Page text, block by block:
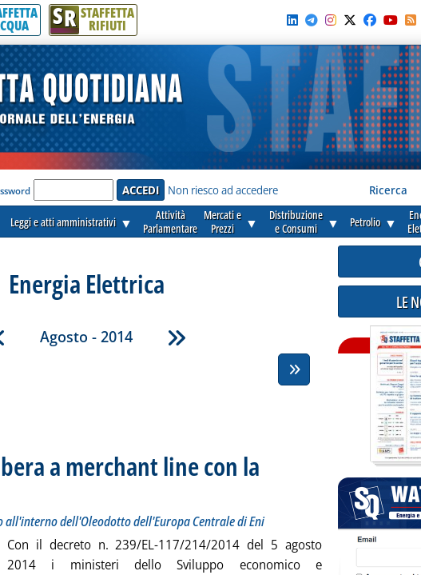
SR STAFFETTA
RIFIUTI
Non riesco ad accedere Ricerca
Leggi e atti amministrativi ▼
Attività
Parlamentare
Mercati e
Prezzi
▼
Distribuzione
e Consumi
▼ Petrolio ▼
Energia Elettrica
Agosto - 2014
a merchant line con la
all'interno dell'Oleodotto dell'Europa Centrale di Eni
Con il decreto n. 239/EL-117/214/2014 del 5 agosto
2014 i ministeri dello Sviluppo economico e
LE